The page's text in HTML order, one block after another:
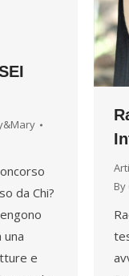
da Chi?
una
e
By